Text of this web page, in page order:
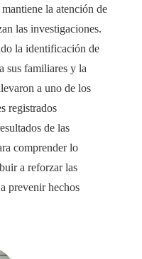
la atención de
las investigaciones.
la identificación de
sus familiares y la
a uno de los
registrados
de las
comprender lo
a reforzar las
prevenir hechos